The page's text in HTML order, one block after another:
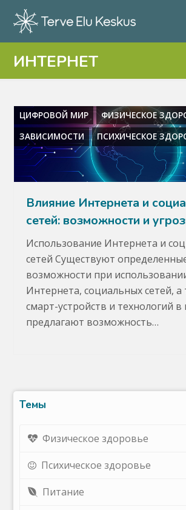
ИНТЕРНЕТ
ЦИФРОВОЙ МИР
ФИЗИЧЕСКОЕ
ЗАВИСИМОСТИ
ПСИХИЧЕСКОЕ
Влияние Интернета и
сетей: возможности и
Использование Интернета и
сетей Существуют
возможности при
Интернета, социальных сетей, а
смарт-устройств и технологий
предлагают возможность…
Темы
Физическое здоровье
Психическое здоровье
Питание